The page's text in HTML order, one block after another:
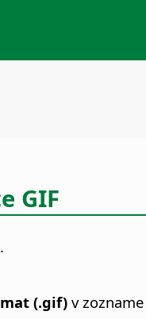
GIF
(.gif) v zozname